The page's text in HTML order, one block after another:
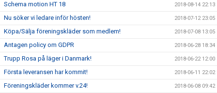
Schema motion HT 18 2018-08-14 22:13
Nu söker vi ledare inför hösten! 2018-07-12 23:05
Köpa/Sälja föreningskläder som medlem! 2018-07-08 13:05
Antagen policy om GDPR 2018-06-28 18:34
Trupp Rosa på läger i Danmark! 2018-06-22 12:00
Första leveransen har kommit! 2018-06-11 22:02
Föreningskläder kommer v.24! 2018-06-08 09:42